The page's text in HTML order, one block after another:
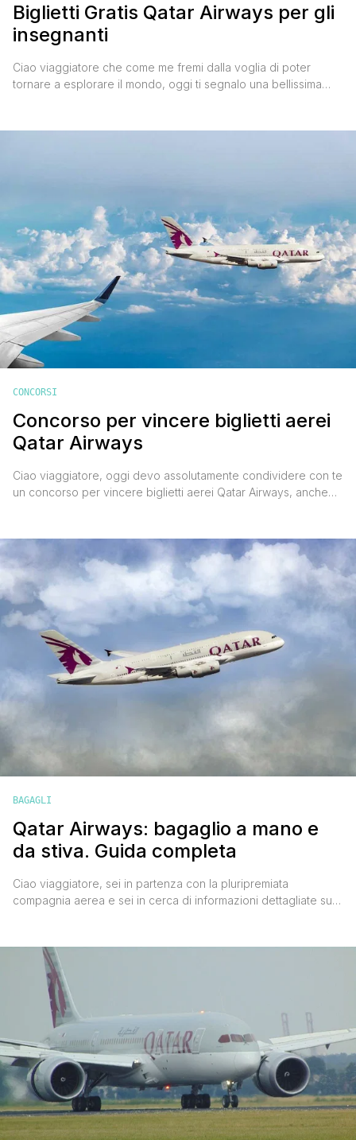
Biglietti Gratis Qatar Airways per gli
insegnanti
Ciao viaggiatore che come me fremi dalla voglia di poter
tornare a esplorare il mondo, oggi ti segnalo una bellissima
Mondiale degli Insegnanti, e uno sconto del 50% per una
CONCORSI
Concorso per vincere biglietti aerei
Qatar Airways
Ciao viaggiatore, oggi devo assolutamente condividere con te
un concorso per vincere biglietti aerei Qatar Airways, anche
cavalcare l'onda. CONCORSO PER VINCERE BIGLIETTI AEREI
QATAR AIRWAYS: COME PARTECIPARE Partecipare al concorso
organizzato dal portale Lastminute.com in occasione del [']
BAGAGLI
Qatar Airways: bagaglio a mano e
da stiva. Guida completa
Ciao viaggiatore, sei in partenza con la pluripremiata
compagnia aerea e sei in cerca di informazioni dettagliate su
cui hai bisogno per volare sereno, senza incorrere in
spiacevoli sorprese all'imbarco e dover pagare [']